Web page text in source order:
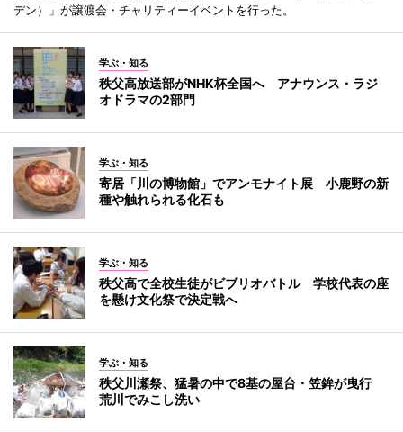
デン）」が譲渡会・チャリティーイベントを行った。
学ぶ・知る
秩父高放送部がNHK杯全国へ アナウンス・ラジ
オドラマの2部門
学ぶ・知る
寄居「川の博物館」でアンモナイト展 小鹿野の新
種や触れられる化石も
学ぶ・知る
秩父高で全校生徒がビブリオバトル 学校代表の座
を懸け文化祭で決定戦へ
学ぶ・知る
秩父川瀬祭、猛暑の中で8基の屋台・笠鉾が曳行
荒川でみこし洗い